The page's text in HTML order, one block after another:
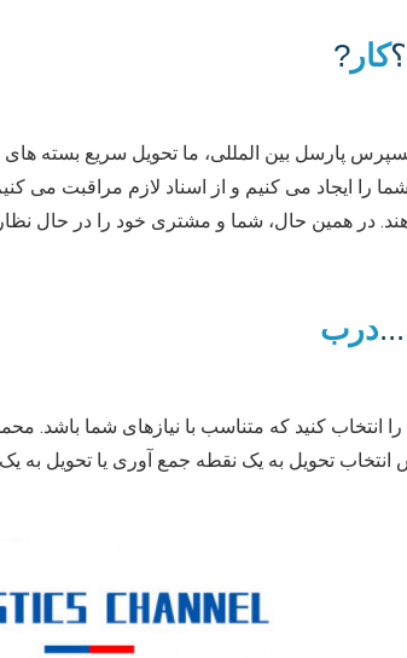
کار ?
را ایجاد می کنیم و از اسناد لازم مراقبت می
در همین حال، شما و مشتری خود را در حال
درب
را انتخاب کنید که متناسب با نیازهای شما باشد.
تحویل به یک نقطه جمع آوری یا تحویل به یک